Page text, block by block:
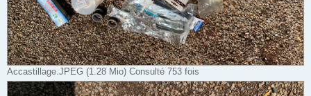
Accastillage.JPEG (1.28 Mio) Consulté 753 fois